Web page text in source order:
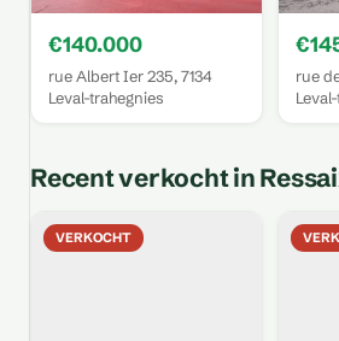
€140.000
rue Albert Ier 235, 7134
Leval-trahegnies
rue
Recent verkocht in
VERKOCHT